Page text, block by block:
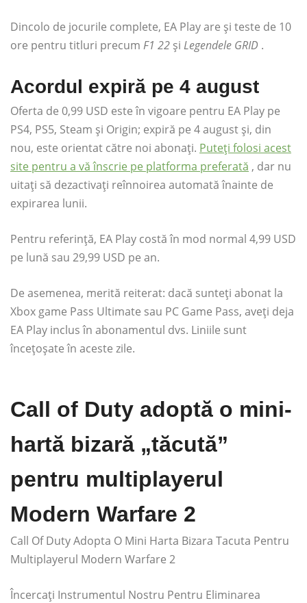
Dincolo de jocurile complete, EA Play are și teste de 10
ore pentru titluri precum F1 22 și Legendele GRID .
Acordul expiră pe 4 august
Oferta de 0,99 USD este în vigoare pentru EA Play pe
PS4, PS5, Steam și Origin; expiră pe 4 august și, din
nou, este orientat către noi abonați. Puteți folosi acest
site pentru a vă înscrie pe platforma preferată , dar nu
uitați să dezactivați reînnoirea automată înainte de
expirarea lunii.
Pentru referință, EA Play costă în mod normal 4,99 USD
pe lună sau 29,99 USD pe an.
De asemenea, merită reiterat: dacă sunteți abonat la
Xbox game Pass Ultimate sau PC Game Pass, aveți deja
EA Play inclus în abonamentul dvs. Liniile sunt
încețoșate în aceste zile.
Call of Duty adoptă o mini-
hartă bizară „tăcută”
pentru multiplayerul
Modern Warfare 2
Call Of Duty Adopta O Mini Harta Bizara Tacuta Pentru
Multiplayerul Modern Warfare 2
Încercați Instrumentul Nostru Pentru Eliminarea